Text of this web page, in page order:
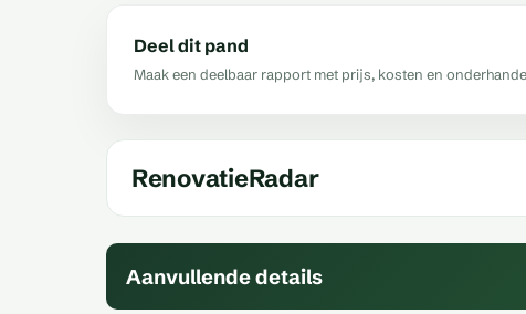
Deel dit pand
Maak een deelbaar rapport met prijs, kosten en
RenovatieRadar
Aanvullende details